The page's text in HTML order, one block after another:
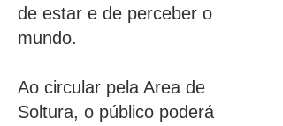
de estar e de perceber o
mundo.
Ao circular pela Area de
Soltura, o público poderá